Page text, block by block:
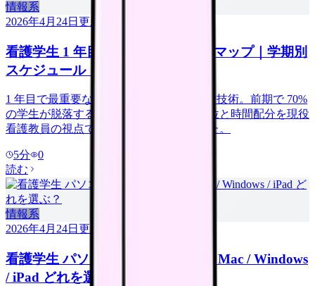
情報系
2026年4月24日 更新
看護学生 1 年目 勉強法 完全ロードマップ｜学期別
スケジュール【2026 年】
1 年目で最重要なのは解剖生理と看護基礎技術。前期で 70%
の学生が脱落するため、学期別の優先順位と時間配分を現役
看護教員の視点でロードマップ化しました。
5分
0
読む
情報系
2026年4月24日 更新
看護学生 パソコン 完全比較 2026｜Mac / Windows
/ iPad どれを選ぶ？